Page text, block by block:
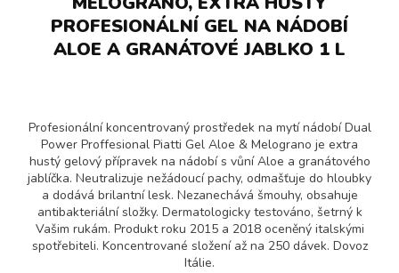
PROFESIONÁLNÍ GEL NA NÁDOBÍ
ALOE A GRANÁTOVÉ JABLKO 1 L
Profesionální koncentrovaný prostředek na mytí nádobí Dual
Power Proffesional Piatti Gel Aloe & Melograno je extra
hustý gelový přípravek na nádobí s vůní Aloe a granátového
jablíčka. Neutralizuje nežádoucí pachy, odmašťuje do hloubky
a dodává brilantní lesk. Nezanechává šmouhy, obsahuje
antibakteriální složky. Dermatologicky testováno, šetrný k
Vašim rukám. Produkt roku 2015 a 2018 oceněný italskými
spotřebiteli. Koncentrované složení až na 250 dávek. Dovoz
Itálie.